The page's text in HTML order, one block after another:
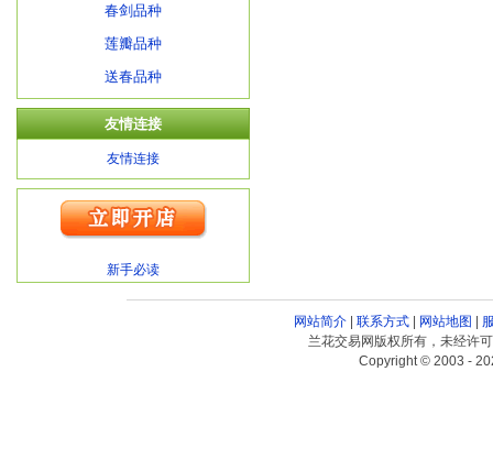
春剑品种
莲瓣品种
送春品种
友情连接
友情连接
新手必读
网站简介| 联系方式| 网站地图 |
兰花交易网版权所有，未经许
Copyright © 2003 -